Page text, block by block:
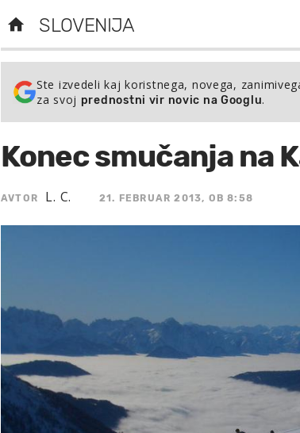
SLOVENIJA
Ste izvedeli kaj koristnega, novega,
za svoj prednostni vir novic na Googlu.
Konec smučanja na
AVTOR L. C. 21. FEBRUAR 2013, OB 8:58